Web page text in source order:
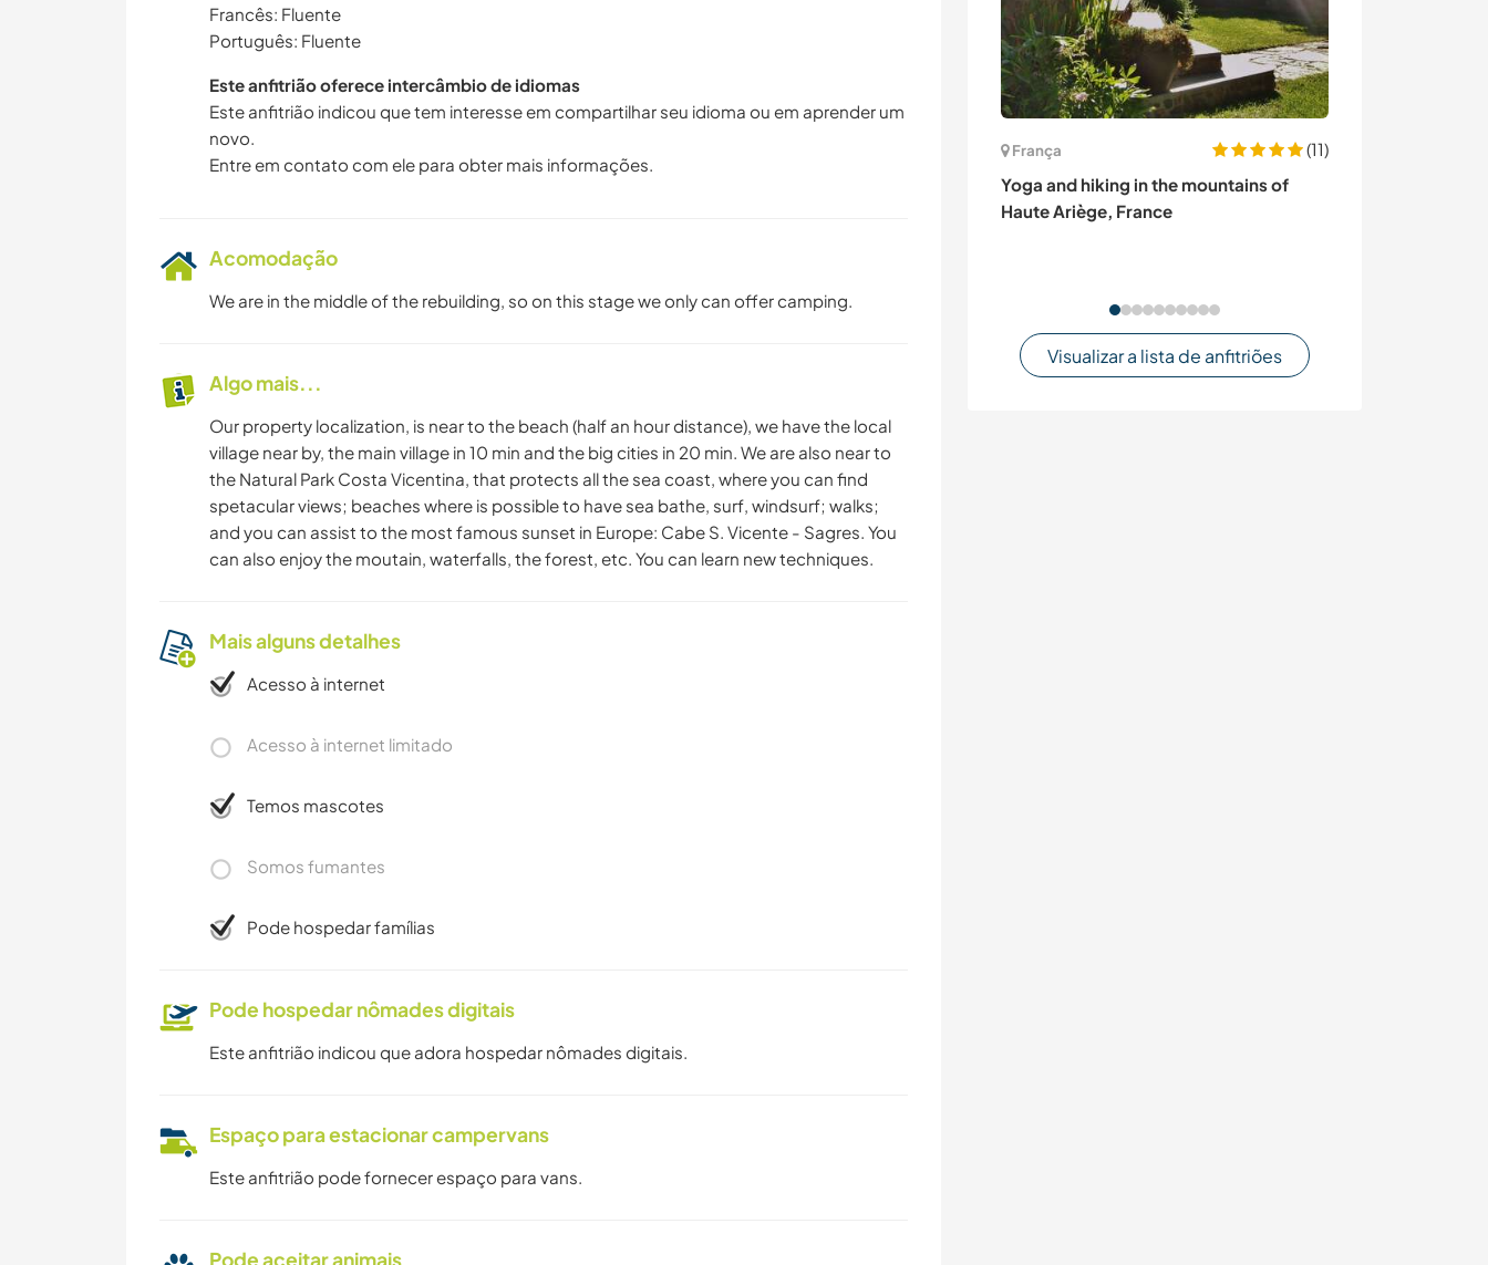
França
(11)
Yoga and hiking in the mountains of
Haute Ariège, France
Visualizar a lista de anfitriões
Francês: Fluente
Português: Fluente
Este anfitrião oferece intercâmbio de idiomas
Este anfitrião indicou que tem interesse em compartilhar seu idioma ou em aprender um
novo.
Entre em contato com ele para obter mais informações.
Acomodação
We are in the middle of the rebuilding, so on this stage we only can offer camping.
Algo mais...
Our property localization, is near to the beach (half an hour distance), we have the local
village near by, the main village in 10 min and the big cities in 20 min. We are also near to
the Natural Park Costa Vicentina, that protects all the sea coast, where you can find
spetacular views; beaches where is possible to have sea bathe, surf, windsurf; walks;
and you can assist to the most famous sunset in Europe: Cabe S. Vicente - Sagres. You
can also enjoy the moutain, waterfalls, the forest, etc. You can learn new techniques.
Mais alguns detalhes
Acesso à internet
Acesso à internet limitado
Temos mascotes
Somos fumantes
Pode hospedar famílias
Pode hospedar nômades digitais
Este anfitrião indicou que adora hospedar nômades digitais.
Espaço para estacionar campervans
Este anfitrião pode fornecer espaço para vans.
Pode aceitar animais